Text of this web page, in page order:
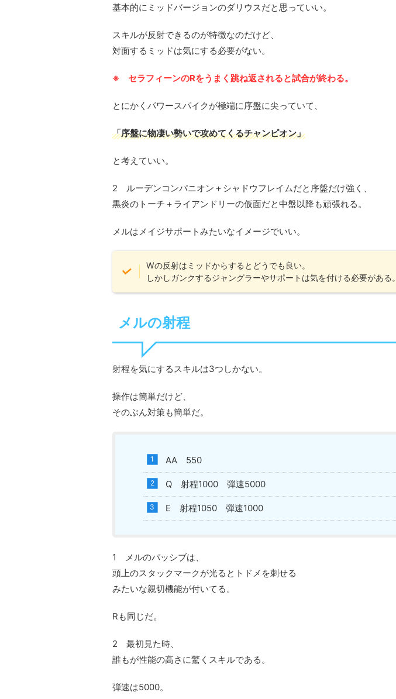
基本的にミッドバージョンのダリウスだと思っていい。
スキルが反射できるのが特徴なのだけど、
対面するミッドは気にする必要がない。
※ セラフィーンのRをうまく跳ね返されると試合が終わる。
とにかくパワースパイクが極端に序盤に尖っていて、
「序盤に物凄い勢いで攻めてくるチャンピオン」
と考えていい。
2 ルーデンコンパニオン＋シャドウフレイムだと序盤だけ強く、
黒炎のトーチ＋ライアンドリーの仮面だと中盤以降も頑張れる。
メルはメイジサポートみたいなイメージでいい。
Wの反射はミッドからするとどうでも良い。
しかしガンクするジャングラーやサポートは気を付ける必要がある。
メルの射程
射程を気にするスキルは3つしかない。
操作は簡単だけど、
そのぶん対策も簡単だ。
AA 550
Q 射程1000 弾速5000
E 射程1050 弾速1000
1 メルのパッシブは、
頭上のスタックマークが光るとトドメを刺せる
みたいな親切機能が付いてる。
Rも同じだ。
2 最初見た時、
誰もが性能の高さに驚くスキルである。
弾速は5000。